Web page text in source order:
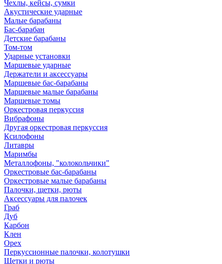
Чехлы, кейсы, сумки
Акустические ударные
Mалые барабаны
Бас-барабан
Детские барабаны
Том-том
Ударные установки
Маршевые ударные
Держатели и аксессуары
Маршевые бас-барабаны
Маршевые малые барабаны
Маршевые томы
Оркестровая перкуссия
Вибрафоны
Другая оркестровая перкуссия
Ксилофоны
Литавры
Маримбы
Металлофоны, "колокольчики"
Оркестровые бас-барабаны
Оркестровые малые барабаны
Палочки, щетки, рюты
Аксессуары для палочек
Граб
Дуб
Карбон
Клен
Орех
Перкуссионные палочки, колотушки
Щетки и рюты